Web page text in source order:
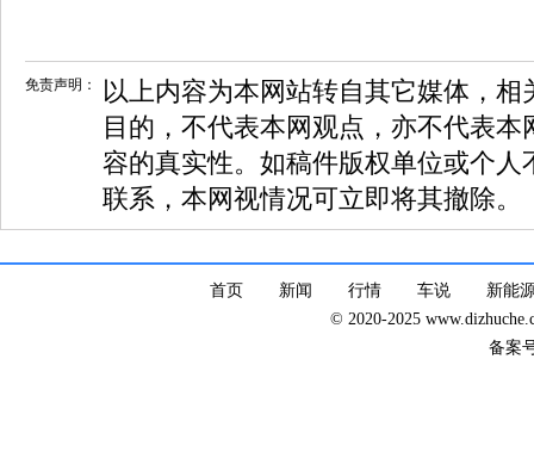
免责声明：
以上内容为本网站转自其它媒体，
目的，不代表本网观点，亦不代表
容的真实性。如稿件版权单位或个
联系，本网视情况可立即将其撤除。
首页 新闻 行情 车说
新能
© 2020-2025
备案